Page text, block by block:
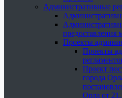
Административные
предоставления
Проекты
Проекты
Проект
города
Орла от